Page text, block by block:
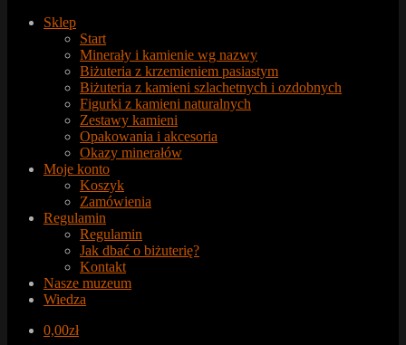
Sklep
Start
Minerały i kamienie wg nazwy
Biżuteria z krzemieniem pasiastym
Biżuteria z kamieni szlachetnych i ozdobnych
Figurki z kamieni naturalnych
Zestawy kamieni
Opakowania i akcesoria
Okazy minerałów
Moje konto
Koszyk
Zamówienia
Regulamin
Regulamin
Jak dbać o biżuterię?
Kontakt
Nasze muzeum
Wiedza
0,00zł